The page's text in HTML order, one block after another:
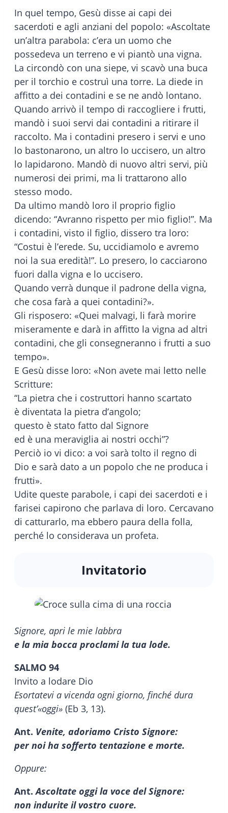
In quel tempo, Gesù disse ai capi dei
sacerdoti e agli anziani del popolo: «Ascoltate
un’altra parabola: c’era un uomo che
possedeva un terreno e vi piantò una vigna.
La circondò con una siepe, vi scavò una buca
per il torchio e costruì una torre. La diede in
affitto a dei contadini e se ne andò lontano.
Quando arrivò il tempo di raccogliere i frutti,
mandò i suoi servi dai contadini a ritirare il
raccolto. Ma i contadini presero i servi e uno
lo bastonarono, un altro lo uccisero, un altro
lo lapidarono. Mandò di nuovo altri servi, più
numerosi dei primi, ma li trattarono allo
stesso modo.
Da ultimo mandò loro il proprio figlio
dicendo: “Avranno rispetto per mio figlio!”. Ma
i contadini, visto il figlio, dissero tra loro:
“Costui è l’erede. Su, uccidiamolo e avremo
noi la sua eredità!”. Lo presero, lo cacciarono
fuori dalla vigna e lo uccisero.
Quando verrà dunque il padrone della vigna,
che cosa farà a quei contadini?».
Gli risposero: «Quei malvagi, li farà morire
miseramente e darà in affitto la vigna ad altri
contadini, che gli consegneranno i frutti a suo
tempo».
E Gesù disse loro: «Non avete mai letto nelle
Scritture:
“La pietra che i costruttori hanno scartato
è diventata la pietra d’angolo;
questo è stato fatto dal Signore
ed è una meraviglia ai nostri occhi”?
Perciò io vi dico: a voi sarà tolto il regno di
Dio e sarà dato a un popolo che ne produca i
frutti».
Udite queste parabole, i capi dei sacerdoti e i
farisei capirono che parlava di loro. Cercavano
di catturarlo, ma ebbero paura della folla,
perché lo considerava un profeta.
Invitatorio
Signore, apri le mie labbra
e la mia bocca proclami la tua lode.
SALMO 94
Invito a lodare Dio
Esortatevi a vicenda ogni giorno, finché dura
quest’«oggi» (Eb 3, 13).
Ant. Venite, adoriamo Cristo Signore:
per noi ha sofferto tentazione e morte.
Oppure:
Ant.Ascoltate oggi la voce del Signore:
non indurite il vostro cuore.